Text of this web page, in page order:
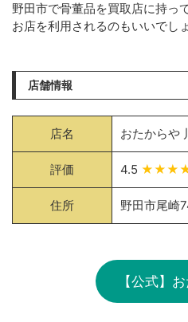
野田市で骨董品を買取店に持っ
お店を利用されるのもいいでしょ
店舗情報
店名 おたからや
評価 4.5
住所 野田市尾崎
【公式】